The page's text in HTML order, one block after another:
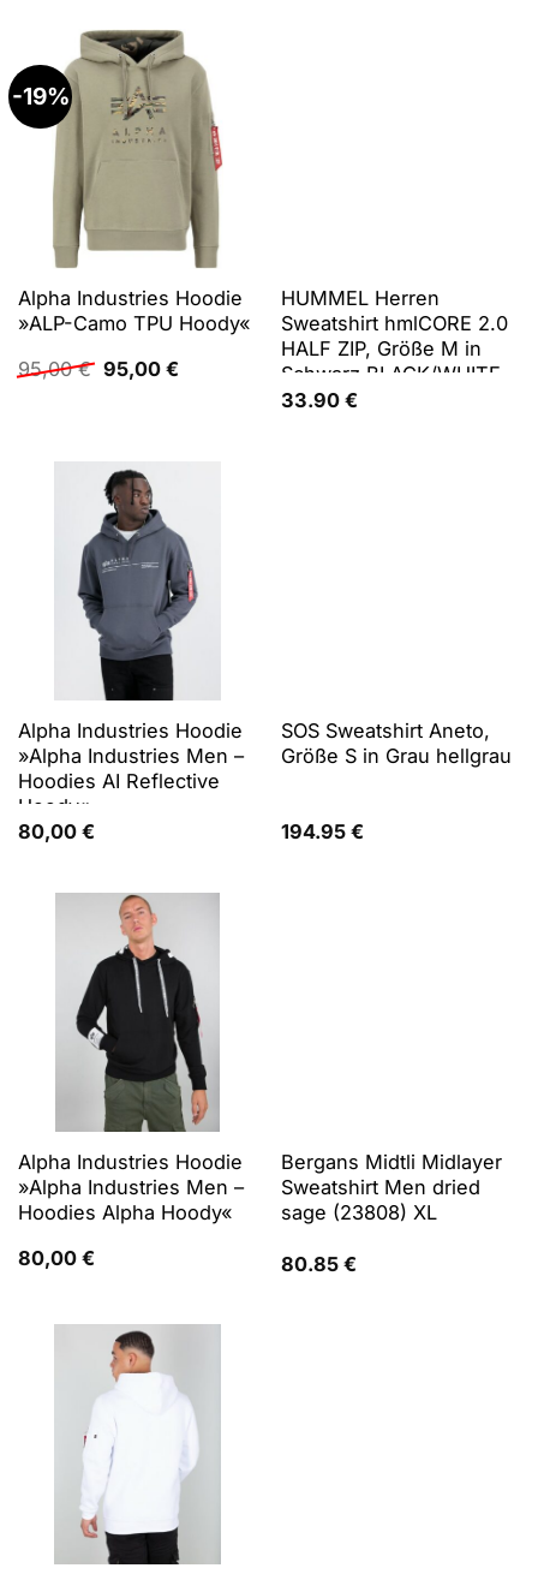
-19%
Alpha Industries Hoodie
»ALP-Camo TPU Hoody«
95,00€ Ursprünglicher
Preis
95,00 €Aktueller
HUMMEL Herren
Sweatshirt hmlCORE 2.0
HALF ZIP, Größe M in
Schwarz BLACK/WHITE
33.90 €
Alpha Industries Hoodie
»Alpha Industries Men –
Hoodies AI Reflective
Hoody«
80,00 €
SOS Sweatshirt Aneto,
Größe S in Grau hellgrau
194.95 €
Alpha Industries Hoodie
»Alpha Industries Men –
Hoodies Alpha Hoody«
80,00 €
Bergans Midtli Midlayer
Sweatshirt Men dried
sage (23808) XL
80.85 €